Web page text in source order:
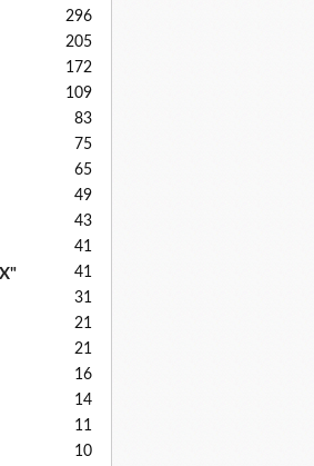
296
205
172
109
83
75
65
49
43
41
41
31
21
21
16
14
11
10